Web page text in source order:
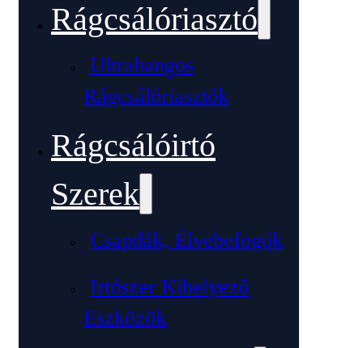
Rágcsálóriasztó
Ultrahangos
Rágcsálóriasztók
Rágcsálóirtó
Szerek
Csapdák, Élvebefogók
Irtószer Kihelyező
Eszközök